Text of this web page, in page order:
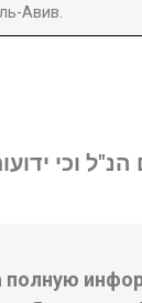
Авив.
וכי